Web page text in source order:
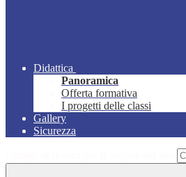
Didattica
Panoramica
Offerta formativa
I progetti delle classi
Gallery
Sicurezza